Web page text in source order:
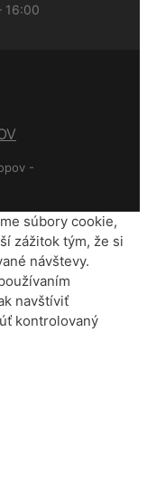
16:00
-
súbory cookie,
zážitok tým, že si
návštevy.
navštíviť
kontrolovaný